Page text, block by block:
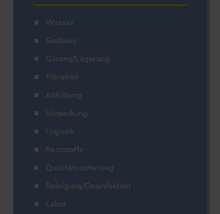
Wasser
Sudhaus
Gärung/Lagerung
Filtration
Abfüllung
Verpackung
Logistik
Reststoffe
Qualitätssicherung
Reinigung/Desinfektion
Labor